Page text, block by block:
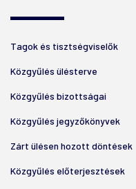
Tagok és tisztségviselők
Közgyűlés ülésterve
Közgyűlés bizottságai
Közgyűlés jegyzőkönyvek
Zárt ülésen hozott döntések
Közgyűlés előterjesztések